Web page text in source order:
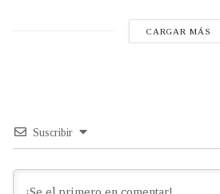
CARGAR MÁS
Suscribir